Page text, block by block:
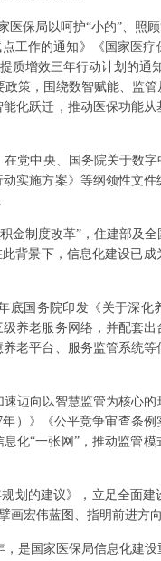
保局以呵护“小的”、照顾
工作的通知》《国家医
质增效三年行动计划的通
策，围绕数智赋能、监
化跃迁，推动医保功能从
党中央、国务院关于数
实施方案》等纲领性文件
金制度改革”，住建部及
背景下，信息化建设已
底国务院印发《关于深化
养老服务网络，并配套
老平台、服务监管系统
迈向以智慧监管为核心
）》《公平竞争审查条
化“一张网”，推动监管
划的建议》，立足全面建
画宏伟蓝图、指明前进方向
是国家医保局信息化建